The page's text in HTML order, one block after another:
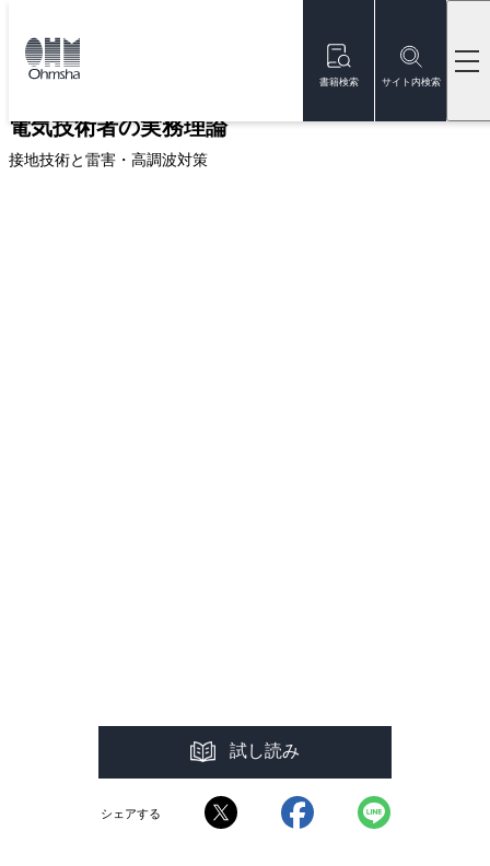
書籍検索 サイト内検索
トップ
電気技術者の実務理論
接地技術と雷害・高調波対策
試し読み
シェアする